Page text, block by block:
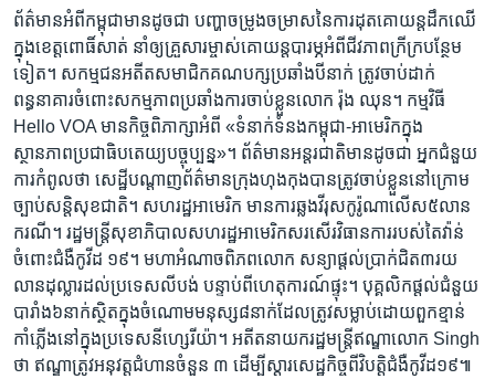
ទំព័រ​
ស្វែង​
ភាសា
ព័ត៌មាន​អំពី​កម្ពុជា​មាន​ដូចជា បញ្ហា​ចម្រូង​ចម្រាស​នៃ​ការ​ដុត​គោយន្ត​ដឹក​ឈើ​
ក្នុង​ខេត្ត​ពោធិ៍សាត់ នាំឲ្យ​គ្រួសារ​ម្ចាស់​គោយន្ត​បារម្ភ​អំពី​ជីវភាព​ក្រីក្រ​បន្ថែម​
ទៀត។ សកម្មជន​អតីត​សមាជិក​គណបក្ស​ប្រឆាំង​បី​នាក់ ត្រូវ​ចាប់​ដាក់​
ពន្ធនាគារ​ចំពោះ​សកម្មភាព​ប្រឆាំង​ការ​ចាប់​ខ្លួន​លោក រ៉ុង ឈុន។ កម្មវិធី
Hello VOA មាន​កិច្ចពិភាក្សា​អំពី «ទំនាក់ទំនង​កម្ពុជា-អាមេរិក​ក្នុង​
ស្ថានភាព​ប្រជាធិបតេយ្យ​បច្ចុប្បន្ន»។ ព័ត៌មាន​អន្តរជាតិ​មាន​ដូចជា អ្នក​ជំនួយ​
ការ​កំពូល​ថា សេដ្ឋី​បណ្តាញ​ព័ត៌មាន​ក្រុង​ហុងកុង​បាន​ត្រូវ​ចាប់​ខ្លួន​នៅ​ក្រោម​
ច្បាប់​សន្តិសុខ​ជាតិ។ សហរដ្ឋ​អាមេរិក មាន​ការ​ឆ្លង​វីរុស​កូរ៉ូណា​លើស៥​លាន​
ករណី។ រដ្ឋមន្ត្រី​សុខាភិបាល​សហរដ្ឋ​អាមេរិក​សរសើរ​វិធានការ​របស់​តៃវ៉ាន់​
ចំពោះ​ជំងឺ​កូវីដ ១៩។ មហា​អំណាច​ពិភពលោក​ សន្យា​ផ្តល់​ប្រាក់​ជិត​៣រយ​
លាន​ដុល្លារ​ដល់​ប្រទេស​លីបង់ បន្ទាប់​ពី​ហេតុការណ៍​ផ្ទុះ។ បុគ្គលិក​ផ្តល់​ជំនួយ​
បារាំង​៦នាក់​ស្ថិត​ក្នុងចំណោម​មនុស្ស​៨នាក់​ដែល​ត្រូវ​សម្លាប់​ដោយ​ពួក​ខ្មាន់​
កាំភ្លើង​នៅ​ក្នុង​ប្រទេស​នីហ្សេរីយ៉ា។ អតីត​នាយករដ្ឋមន្ត្រី​ឥណ្ឌា​លោក Singh
ថា ឥណ្ឌា​ត្រូវ​អនុវត្ត​ជំហាន​ចំនួន ៣ ដើម្បី​ស្ដារ​សេដ្ឋកិច្ច​ពី​វិបត្តិ​ជំងឺ​កូវីដ១៩៕